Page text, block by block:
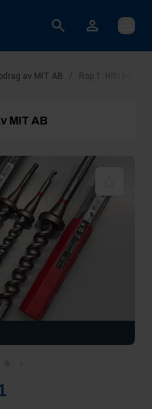
Öppna
av MIT AB / Rop 1: Hilti borr # 1
MIT AB